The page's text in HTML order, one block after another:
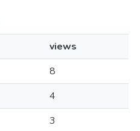
views
8
4
3